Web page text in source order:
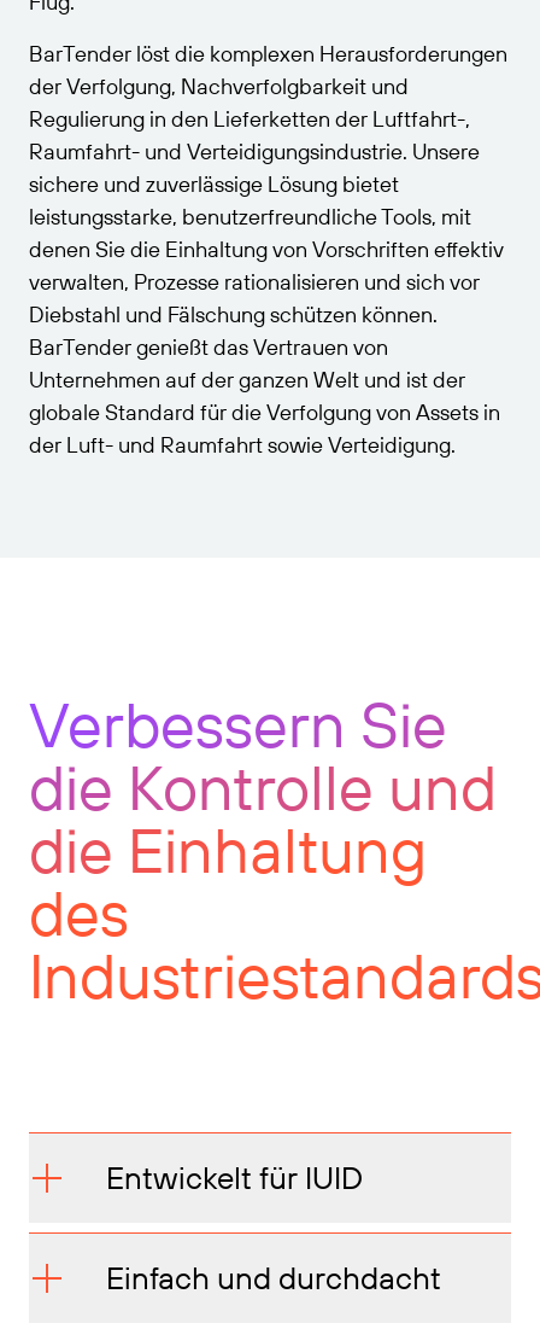
Leitfaden zur kostenlosen Testversion
Technische Daten
Produktregistrierung
GS1
Amazon Transparency
RFID
Webinare
Barcode-Leitfaden
Barcode-Generator
Lebenszyklusplan
VERBINDEN
Über uns
Karriere
Nachrichten
Erhalten Sie die Unterstützung, die Ihren
Geschäftsanforderungen entspricht.
BarTender löst die komplexen Herausforderungen
der Verfolgung, Nachverfolgbarkeit und
Regulierung in den Lieferketten der Luftfahrt-,
Raumfahrt- und Verteidigungsindustrie. Unsere
sichere und zuverlässige Lösung bietet
leistungsstarke, benutzerfreundliche Tools, mit
denen Sie die Einhaltung von Vorschriften effektiv
verwalten, Prozesse rationalisieren und sich vor
Diebstahl und Fälschung schützen können.
BarTender genießt das Vertrauen von
Unternehmen auf der ganzen Welt und ist der
globale Standard für die Verfolgung von Assets in
der Luft- und Raumfahrt sowie Verteidigung.
Verbessern Sie
die Kontrolle und
die Einhaltung
des
Entwickelt für IUID
Einfach und durchdacht